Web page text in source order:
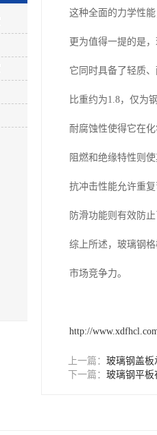
这种全面的力学性
更为值得一提的是
它同时具备了轻质
比重约为1.8，仅为
耐腐蚀性使得它在
阻燃和绝缘特性则
抗冲击性能允许重
防滑功能则有效防
综上所述，玻璃钢
市场竞争力。
http://
上一篇： 玻璃钢盖板
下一篇： 玻璃钢平板